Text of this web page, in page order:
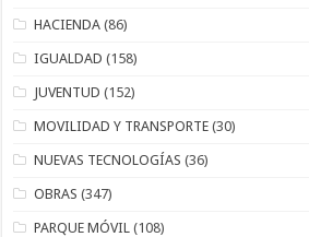
HACIENDA (86)
IGUALDAD (158)
JUVENTUD (152)
MOVILIDAD Y TRANSPORTE (30)
NUEVAS TECNOLOGÍAS (36)
OBRAS (347)
PARQUE MÓVIL (108)